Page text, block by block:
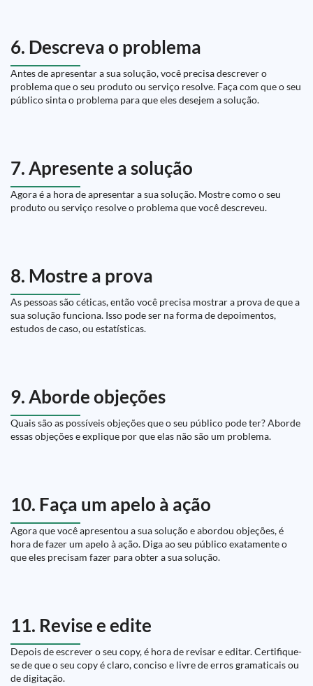
6. Descreva o problema
Antes de apresentar a sua solução, você precisa descrever o
problema que o seu produto ou serviço resolve. Faça com que o seu
público sinta o problema para que eles desejem a solução.
7. Apresente a solução
Agora é a hora de apresentar a sua solução. Mostre como o seu
produto ou serviço resolve o problema que você descreveu.
8. Mostre a prova
As pessoas são céticas, então você precisa mostrar a prova de que a
sua solução funciona. Isso pode ser na forma de depoimentos,
estudos de caso, ou estatísticas.
9. Aborde objeções
Quais são as possíveis objeções que o seu público pode ter? Aborde
essas objeções e explique por que elas não são um problema.
10. Faça um apelo à ação
Agora que você apresentou a sua solução e abordou objeções, é
hora de fazer um apelo à ação. Diga ao seu público exatamente o
que eles precisam fazer para obter a sua solução.
11. Revise e edite
Depois de escrever o seu copy, é hora de revisar e editar. Certifique-
se de que o seu copy é claro, conciso e livre de erros gramaticais ou
de digitação.